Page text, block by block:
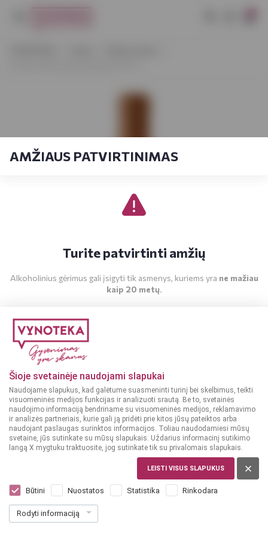
Šioje svetainėje naudojami slapukai
Naudojame slapukus, kad galėtume suasmeninti turinį bei skelbimus, teikti
visuomeninės medijos funkcijas ir analizuoti srautą. Be to, svetainės
naudojimo informaciją bendriname su visuomeninės medijos, reklamavimo
ir analizės partneriais, kurie gali ją pridėti prie kitos jūsų pateiktos arba
naudojant paslaugas surinktos informacijos. Toliau naudodamiesi mūsų
svetaine, jūs sutinkate su mūsų slapukais. Uždarius informacinį sutikimo
langą X mygtuku traktuosite, jog sutinkate tik su privalomais slapukais.
LEISTI VISUS SLAPUKUS
Būtini Nuostatos Statistika Rinkodara
Rodyti informaciją
AMŽIAUS PATVIRTINIMAS
Turite patvirtinti amžių
Alkoholinius gėrimus gali įsigyti tik asmenys, kuriems yra ne mažiau
kaip 20 metų.
Sol de Chile Gewurztraminer 0,75 l
Dar nėra balsų, galite įvertinti
49